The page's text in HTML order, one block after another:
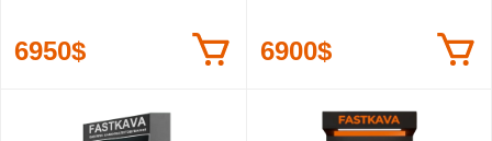
6950$ 6900$